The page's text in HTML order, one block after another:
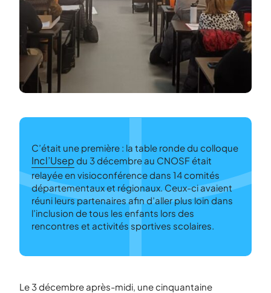
C’était une première : la table ronde du colloque
Incl’Usep du 3 décembre au CNOSF était
relayée en visioconférence dans 14 comités
départementaux et régionaux. Ceux-ci avaient
réuni leurs partenaires afin d’aller plus loin dans
l’inclusion de tous les enfants lors des
rencontres et activités sportives scolaires.
Le 3 décembre après-midi, une cinquantaine